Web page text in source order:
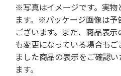
※写真はイメージです。実物
ます。※パッケージ画像は予
ございます。また、商品表
も変更になっている場合も
ました商品の表示をご確認
ます。